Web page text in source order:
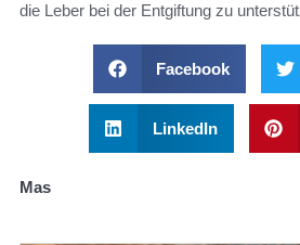
die Leber bei der Entgiftung zu
Facebook
LinkedIn
Mas